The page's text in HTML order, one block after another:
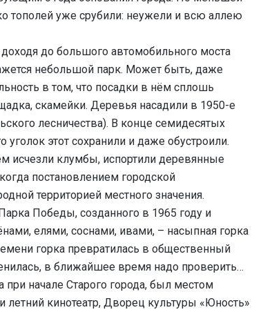
тополей уже срубили: неужели и всю аллею
доходя до большого автомобильного моста
небольшой парк. Может быть, даже
в том, что посадки в нём сплошь
скамейки. Деревья насадили в 1950-е
лесничества). В конце семидесятых
уголок этот сохранили и даже обустроили.
исчезли клумбы, испортили деревянные
постановлением городской
территорией местного значения.
Победы, созданного в 1965 году и
елями, соснами, ивами, – насыпная горка
горка превратилась в общественный
в ближайшее время надо проверить…
начале Старого города, был местом
летний кинотеатр, Дворец культуры «Юность»